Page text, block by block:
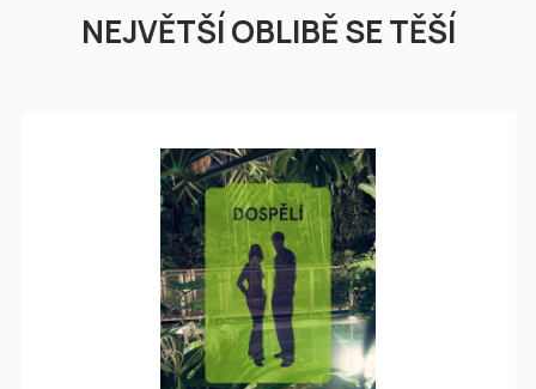
NEJVĚTŠÍ OBLIBĚ SE TĚŠÍ